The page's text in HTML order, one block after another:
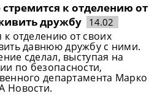
к отделению от
дружбу
14.02
отделению от своих
давнюю дружбу с ними.
сделал, выступая на
по безопасности,
департамента Марко
Новости.